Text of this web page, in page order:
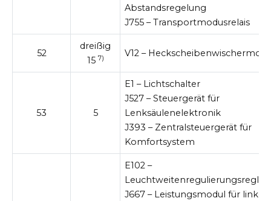
Abstandsregelung
J755 – Transportmodusrelais
52
dreißig
15 7) V12 –
53 5
E1 – Lichtschalter
J527 – Steuergerät für
Lenksäulenelektronik
J393 – Zentralsteuergerät für
Komfortsystem
E102 –
Leuchtweitenregulierungsregler
J667 – Leistungsmodul für linken